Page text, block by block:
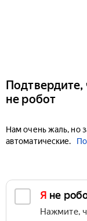
Подтвердите,
не робот
Нам очень жаль, но
автоматические.
Я не
Нажмите,